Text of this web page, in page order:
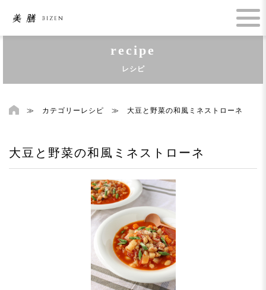
recipe
レシピ
≫ カテゴリーレシピ ≫ 大豆と野菜の和風ミネストローネ
大豆と野菜の和風ミネストローネ